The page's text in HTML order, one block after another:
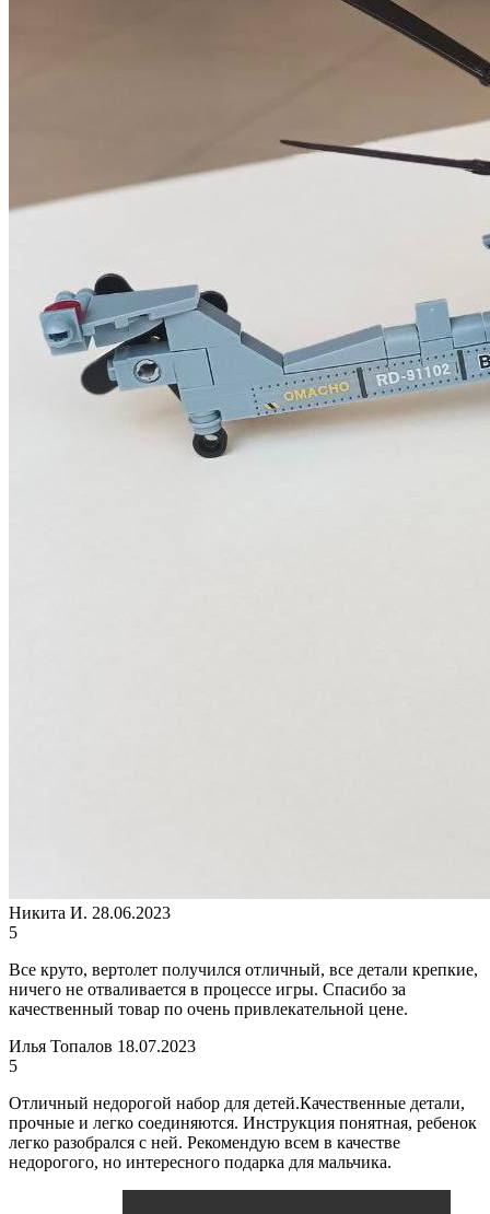
Никита И. 28.06.2023
5
Все круто, вертолет получился отличный, все детали крепкие,
ничего не отваливается в процессе игры. Спасибо за
качественный товар по очень привлекательной цене.
Илья Топалов 18.07.2023
5
Отличный недорогой набор для детей.Качественные детали,
прочные и легко соединяются. Инструкция понятная, ребенок
легко разобрался с ней. Рекомендую всем в качестве
недорогого, но интересного подарка для мальчика.